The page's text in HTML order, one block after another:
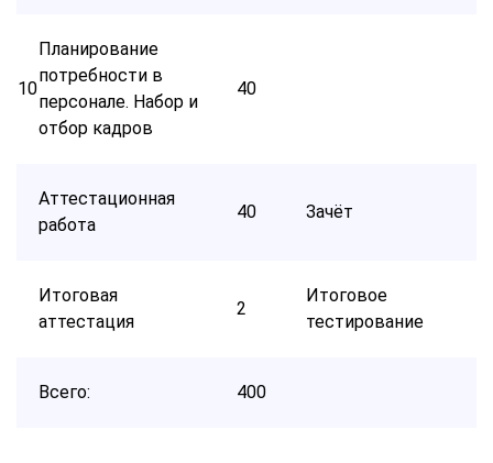
10
Планирование
потребности в
персонале. Набор и
отбор кадров
40
Аттестационная
работа
40 Зачёт
Итоговая
аттестация
2
Итоговое
тестирование
Всего: 400